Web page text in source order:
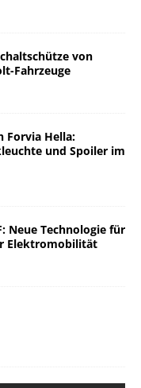
von
Fahrzeuge
Forvia Hella:
und Spoiler im
Neue Technologie für
Elektromobilität